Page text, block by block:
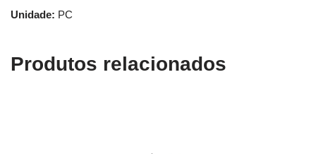
Unidade: PC
Produtos relacionados